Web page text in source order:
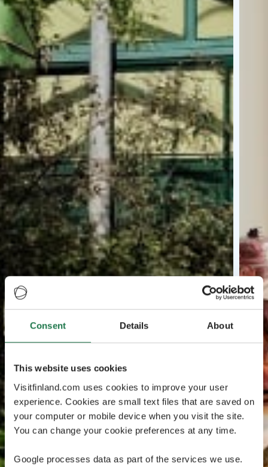
Consent Details About
This website uses cookies
Visitfinland.com uses cookies to improve your user
experience. Cookies are small text files that are saved on
your computer or mobile device when you visit the site.
You can change your cookie preferences at any time.
Google processes data as part of the services we use.